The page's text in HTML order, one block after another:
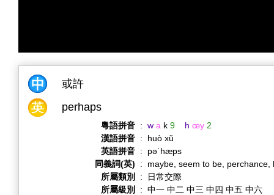
或許
perhaps
粵語拼音 : w a k 9 h œy 2
漢語拼音 :
huò xǔ
英語拼音 :
pəˈhæps
同義詞(英)
:
maybe, seem to be, perchance,
所屬類別
:
日常交際
所屬級別
: 中一 中二 中三 中四 中五 中六